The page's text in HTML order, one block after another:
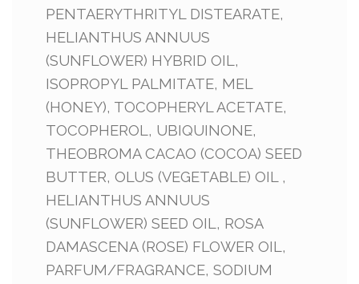
PENTAERYTHRITYL DISTEARATE,
HELIANTHUS ANNUUS
(SUNFLOWER) HYBRID OIL,
ISOPROPYL PALMITATE, MEL
(HONEY), TOCOPHERYL ACETATE,
TOCOPHEROL, UBIQUINONE,
THEOBROMA CACAO (COCOA) SEED
BUTTER, OLUS (VEGETABLE) OIL ,
HELIANTHUS ANNUUS
(SUNFLOWER) SEED OIL, ROSA
DAMASCENA (ROSE) FLOWER OIL,
PARFUM/FRAGRANCE, SODIUM